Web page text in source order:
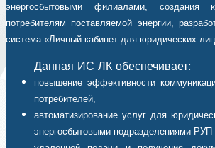
энергосбытовыми филиалами, создания
потребителям поставляемой энергии,
система «Личный кабинет для юридических
Данная ИС ЛК обеспечивает:
повышение эффективности
потребителей,
автоматизирование услуг для
энергосбытовыми подразделениями РУП